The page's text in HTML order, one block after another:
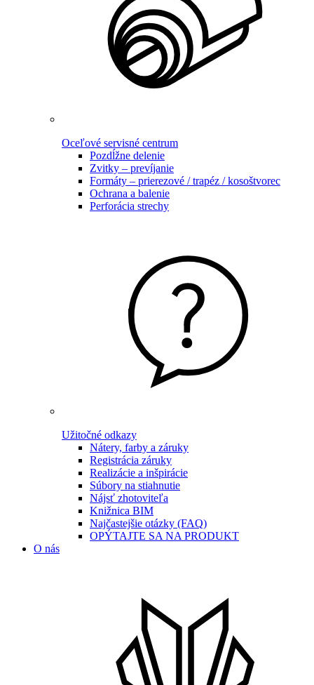
Oceľové servisné centrum
Pozdĺžne delenie
Zvitky – prevíjanie
Formáty – prierezové / trapéz / kosoštvorec
Ochrana a balenie
Perforácia strechy
Užitočné odkazy
Nátery, farby a záruky
Registrácia záruky
Realizácie a inšpirácie
Súbory na stiahnutie
Nájsť zhotoviteľa
Knižnica BIM
Najčastejšie otázky (FAQ)
OPÝTAJTE SA NA PRODUKT
O nás